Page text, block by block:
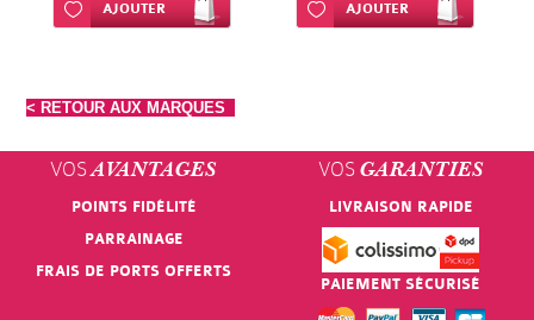
Ajouter à ma liste d’envie
AJOUTER Ajouter à ma liste d’envie
AJOUTER
< RETOUR AUX MARQUES
VOS AVANTAGES
POINTS FIDÉLITÉ
PARRAINAGE
FRAIS DE PORTS OFFERTS
VOS GARANTIES
LIVRAISON RAPIDE
PAIEMENT SÉCURISÉ